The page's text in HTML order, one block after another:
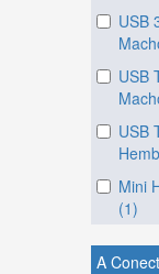
USB
USB
USB
Mini
(1)
A